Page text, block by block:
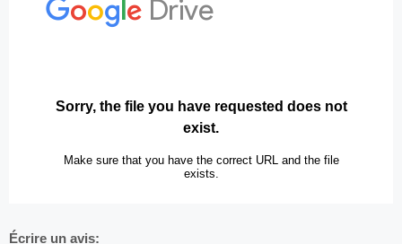
Écrire un avis: